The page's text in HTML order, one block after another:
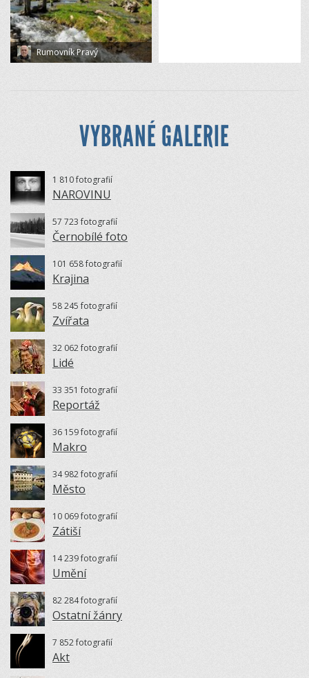
Rumovník Pravý
VYBRANÉ GALERIE
1 810 fotografií
NAROVINU
57 723 fotografií
Černobílé foto
101 658 fotografií
Krajina
58 245 fotografií
Zvířata
32 062 fotografií
Lidé
33 351 fotografií
Reportáž
36 159 fotografií
Makro
34 982 fotografií
Město
10 069 fotografií
Zátiší
14 239 fotografií
Umění
82 284 fotografií
Ostatní žánry
7 852 fotografií
Akt